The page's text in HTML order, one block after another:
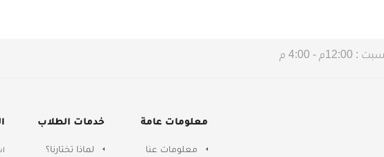
معلومات عامة
معلومات عنا
خدمات الطلاب
لماذا تختارنا؟